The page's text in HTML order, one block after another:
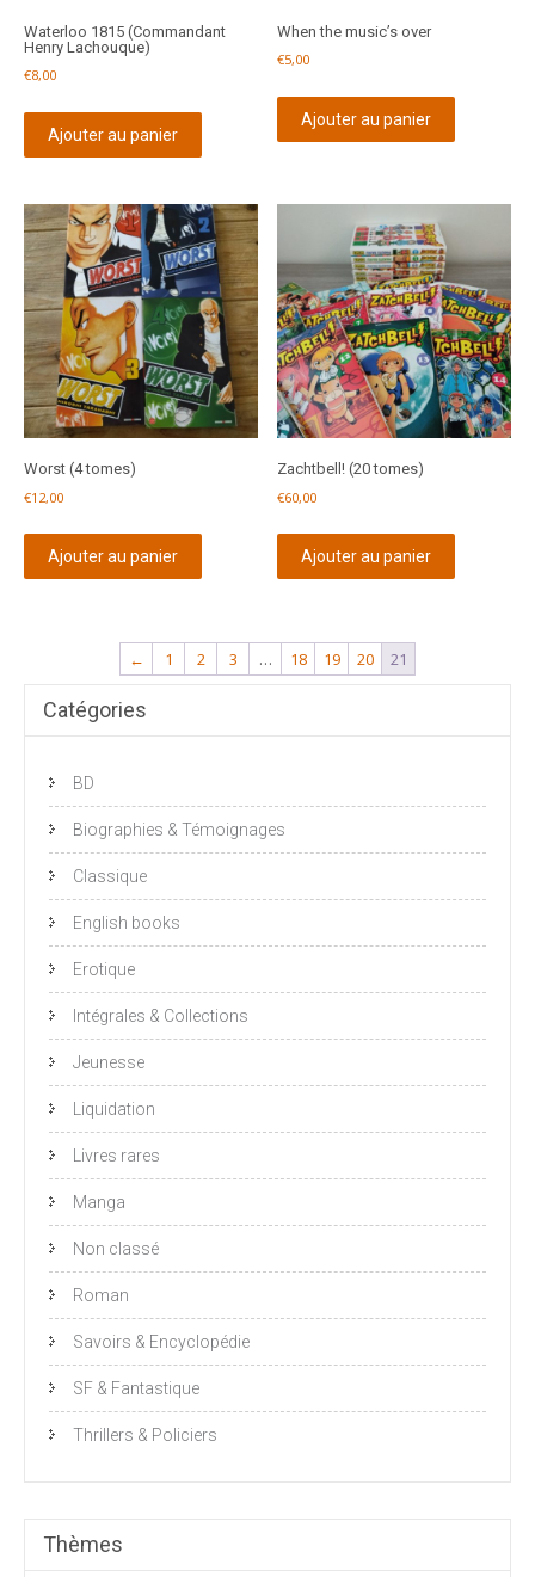
Waterloo 1815 (Commandant
Henry Lachouque)
€8,00
Ajouter au panier
When the music’s over
€5,00
Ajouter au panier
Worst (4 tomes)
€12,00
Ajouter au panier
Zachtbell! (20 tomes)
€60,00
Ajouter au panier
← 1 2 3 … 18 19 20 21
Catégories
BD
Biographies & Témoignages
Classique
English books
Erotique
Intégrales & Collections
Jeunesse
Liquidation
Livres rares
Manga
Non classé
Roman
Savoirs & Encyclopédie
SF & Fantastique
Thrillers & Policiers
Thèmes